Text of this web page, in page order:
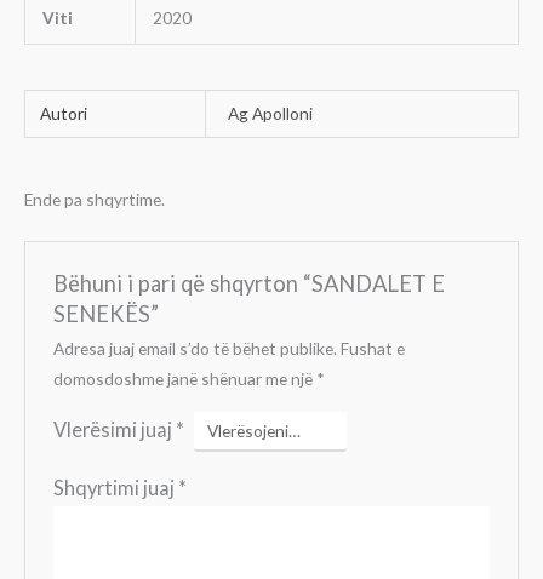
Viti 2020
Autori Ag Apolloni
Ende pa shqyrtime.
Bëhuni i pari që shqyrton “SANDALET E
SENEKËS”
Adresa juaj email s’do të bëhet publike. Fushat e
domosdoshme janë shënuar me një *
Vlerësimi juaj *
Shqyrtimi juaj *